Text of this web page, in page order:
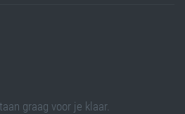
graag voor je klaar.